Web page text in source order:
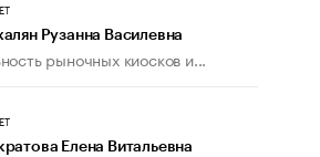
Рузанна Василевна
рыночных киосков и...
Елена Витальевна